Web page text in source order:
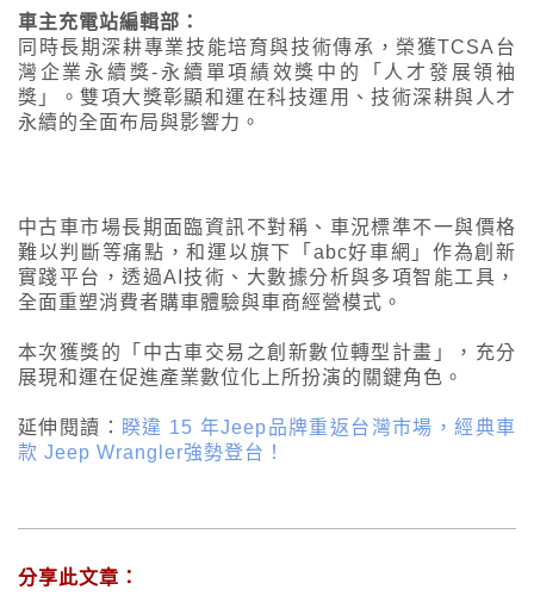
車主充電站編輯部：
同時長期深耕專業技能培育與技術傳承，榮獲TCSA台
灣企業永續獎-永續單項績效獎中的「人才發展領袖
獎」。雙項大獎彰顯和運在科技運用、技術深耕與人才
永續的全面布局與影響力。
中古車市場長期面臨資訊不對稱、車況標準不一與價格
難以判斷等痛點，和運以旗下「abc好車網」作為創新
實踐平台，透過AI技術、大數據分析與多項智能工具，
全面重塑消費者購車體驗與車商經營模式。
本次獲獎的「中古車交易之創新數位轉型計畫」，充分
展現和運在促進產業數位化上所扮演的關鍵角色。
延伸閱讀： 睽違 15 年Jeep品牌重返台灣市場，經典車
款 Jeep Wrangler強勢登台！
分享此文章：